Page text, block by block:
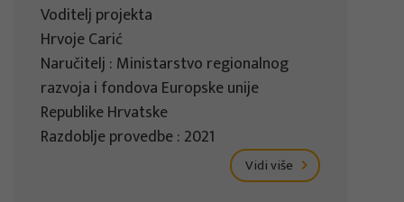
Voditelj projekta
Hrvoje Carić
Naručitelj : Ministarstvo regionalnog
razvoja i fondova Europske unije
Republike Hrvatske
Razdoblje provedbe : 2021
Vidi više